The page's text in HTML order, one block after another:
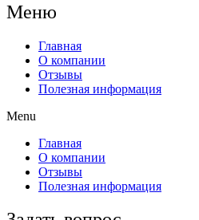
Меню
Главная
О компании
Отзывы
Полезная информация
Menu
Главная
О компании
Отзывы
Полезная информация